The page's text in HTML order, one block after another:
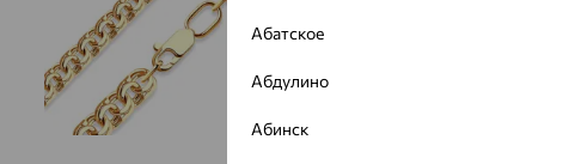
Абатское
Абдулино
Абинск